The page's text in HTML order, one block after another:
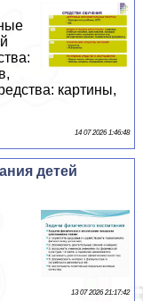
картины,
14 07 2026 1:46:48
детей
13 07 2026 21:17:42